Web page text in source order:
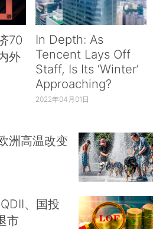
70
外
In Depth: As
Tencent Lays Off
Staff, Is Its ‘Winter’
Approaching?
2022年04月01日
洲高温改变
、国投
市